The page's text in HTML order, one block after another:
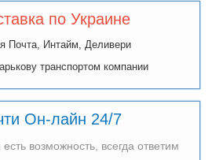
по Украине
Почта, Интайм, Деливери
транспортом компании
Он-лайн 24/7
есть возможность, всегда ответим